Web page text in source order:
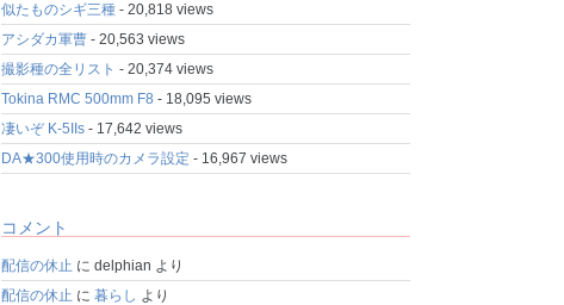
似たものシギ三種- 20,818 views
アシダカ軍曹- 20,563 views
撮影種の全リスト - 20,374 views
Tokina RMC 500mm F8 - 18,095 views
凄いぞ K-5IIs- 17,642 views
DA★300使用時のカメラ設定 - 16,967 views
コメント
配信の休止 に delphian より
配信の休止 に 暮らし より